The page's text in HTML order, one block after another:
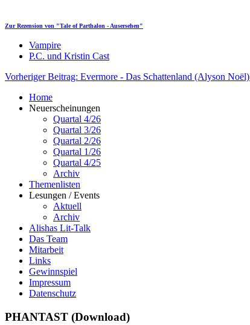
Zur Rezension von "Tale of Parthalon - Ausersehen"
Vampire
P.C. und Kristin Cast
Vorheriger Beitrag: Evermore - Das Schattenland (Alyson Noël)
Home
Neuerscheinungen
Quartal 4/26
Quartal 3/26
Quartal 2/26
Quartal 1/26
Quartal 4/25
Archiv
Themenlisten
Lesungen / Events
Aktuell
Archiv
Alishas Lit-Talk
Das Team
Mitarbeit
Links
Gewinnspiel
Impressum
Datenschutz
PHANTAST (Download)